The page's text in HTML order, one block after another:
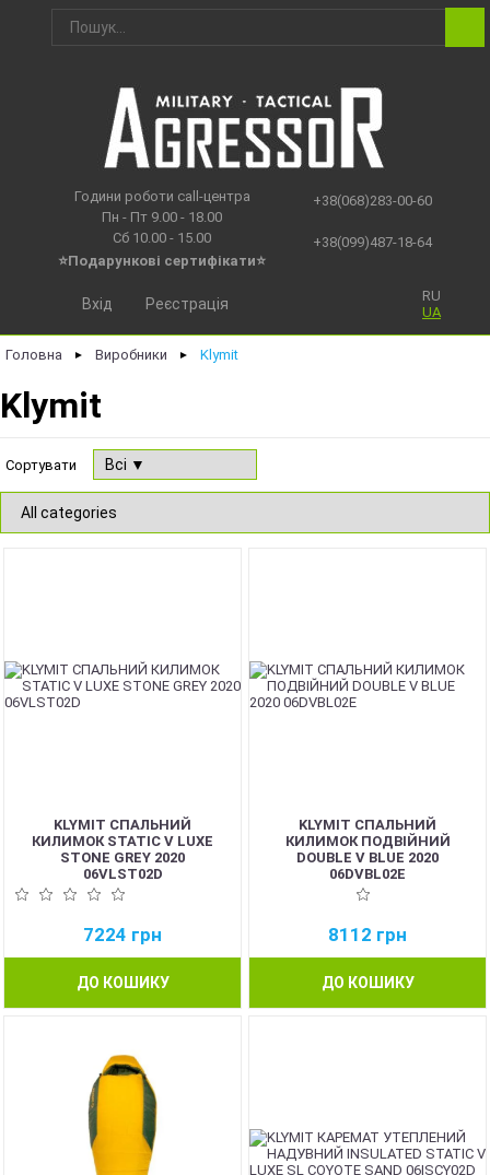
Години роботи call-центра
Пн - Пт 9.00 - 18.00
Сб 10.00 - 15.00
⭐Подарункові сертифікати⭐
+38(068)283-00-60
+38(099)487-18-64
RU
UA
Вхід Реєстрація
Головна ► Виробники ► Klymit
Klymit
Сортувати
KLYMIT СПАЛЬНИЙ
КИЛИМОК STATIC V LUXE
STONE GREY 2020
06VLST02D
7224 грн
ДО КОШИКУ
KLYMIT СПАЛЬНИЙ
КИЛИМОК ПОДВІЙНИЙ
DOUBLE V BLUE 2020
06DVBL02E
8112 грн
ДО КОШИКУ